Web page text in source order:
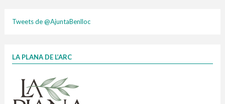
1 contenidors intel·ligents
Finançat per la Unió Europea – NextGenerationEU
Tweets de @AjuntaBenlloc
LA PLANA DE L’ARC